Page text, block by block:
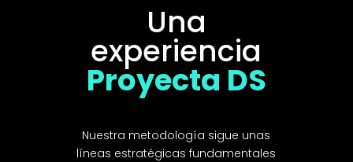
Una
experiencia
Proyecta DS
Nuestra metodología sigue unas
líneas estratégicas fundamentales